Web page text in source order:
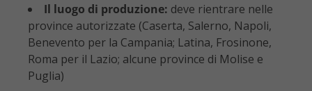
Il luogo di produzione: deve rientrare nelle
province autorizzate (Caserta, Salerno, Napoli,
Benevento per la Campania; Latina, Frosinone,
Roma per il Lazio; alcune province di Molise e
Puglia)